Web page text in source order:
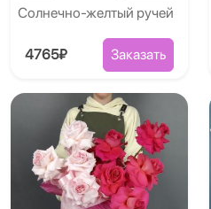
Солнечно-желтый ручей
4765₽ Заказать